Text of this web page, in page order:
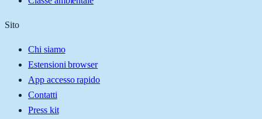
Sito
Chi siamo
Estensioni browser
App accesso rapido
Contatti
Press kit